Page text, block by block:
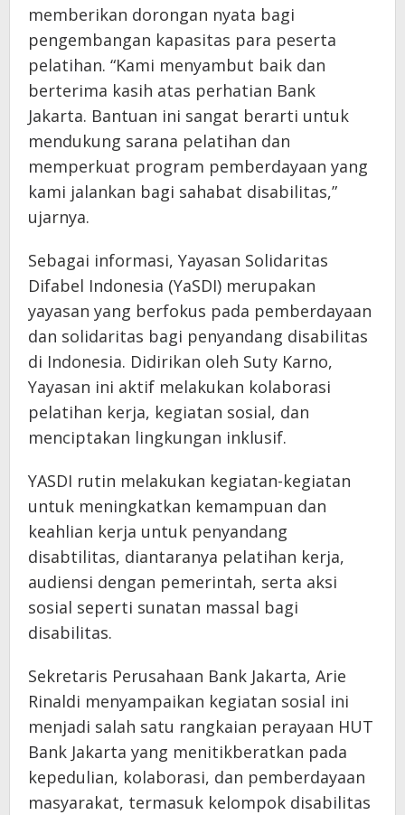
memberikan dorongan nyata bagi
pengembangan kapasitas para peserta
pelatihan. “Kami menyambut baik dan
berterima kasih atas perhatian Bank
Jakarta. Bantuan ini sangat berarti untuk
mendukung sarana pelatihan dan
memperkuat program pemberdayaan yang
kami jalankan bagi sahabat disabilitas,”
ujarnya.
Sebagai informasi, Yayasan Solidaritas
Difabel Indonesia (YaSDI) merupakan
yayasan yang berfokus pada pemberdayaan
dan solidaritas bagi penyandang disabilitas
di Indonesia. Didirikan oleh Suty Karno,
Yayasan ini aktif melakukan kolaborasi
pelatihan kerja, kegiatan sosial, dan
menciptakan lingkungan inklusif.
YASDI rutin melakukan kegiatan-kegiatan
untuk meningkatkan kemampuan dan
keahlian kerja untuk penyandang
disabtilitas, diantaranya pelatihan kerja,
audiensi dengan pemerintah, serta aksi
sosial seperti sunatan massal bagi
disabilitas.
Sekretaris Perusahaan Bank Jakarta, Arie
Rinaldi menyampaikan kegiatan sosial ini
menjadi salah satu rangkaian perayaan HUT
Bank Jakarta yang menitikberatkan pada
kepedulian, kolaborasi, dan pemberdayaan
masyarakat, termasuk kelompok disabilitas